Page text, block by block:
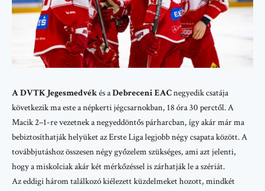
A DVTK Jegesmedvékés aDebreceni EACnegyedik csatája
következik ma este a népkerti jégcsarnokban, 18 óra 30 perctől. A
Macik 2–1-re vezetnek a negyeddöntős párharcban, így akár már ma
bebiztosíthatják helyüket azErste Ligalegjobb négy csapata között. A
továbbjutáshoz összesen négy győzelem szükséges, ami azt jelenti,
hogy a miskolciak akár két mérkőzéssel is zárhatják le a szériát.
Az eddigi három találkozó kiélezett küzdelmeket hozott, mindkét